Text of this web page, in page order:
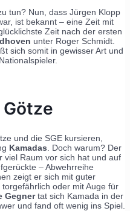
tun? Nun, dass Jürgen Klopp
ist bekannt – eine Zeit mit
Zeit nach der ersten
unter Roger Schmidt.
sich somit in gewisser Art und
und die SGE kursieren,
Kamadas . Doch warum? Der
viel Raum vor sich hat und auf
– Abwehrreihe
zeigt er sich mit guter
oder mit Auge für
Gegnertat sich Kamada in der
und fand oft wenig ins Spiel.